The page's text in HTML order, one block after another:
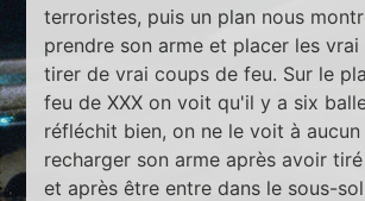
terroristes, puis un plan nous
prendre son arme et placer les
tirer de vrai coups de feu. Sur le
feu de XXX on voit qu'il y a six
réfléchit bien, on ne le voit à
recharger son arme après avoir
et après être entre dans le sous-